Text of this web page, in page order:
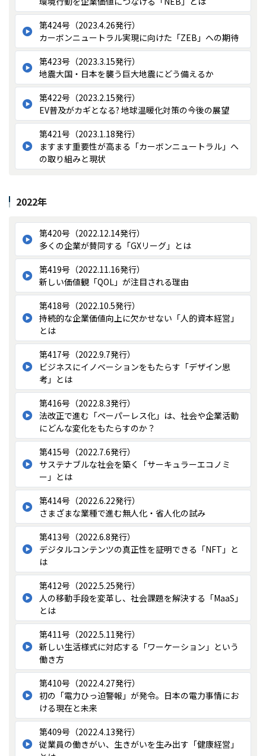
第424号（2023.4.26発行）
カーボンニュートラル実現に向けた「ZEB」への期待
第423号（2023.3.15発行）
地震大国・日本を襲う巨大地震にどう備えるか
第422号（2023.2.15発行）
EV普及がカギとなる? 地球温暖化対策の今後の展望
第421号（2023.1.18発行）
ますます重要性が高まる「カーボンニュートラル」へ
の取り組みと現状
2022年
第420号（2022.12.14発行）
多くの企業が賛同する「GXリーグ」とは
第419号（2022.11.16発行）
新しい価値観「QOL」が注目される理由
第418号（2022.10.5発行）
持続的な企業価値向上に欠かせない「人的資本経営」
とは
第417号（2022.9.7発行）
ビジネスにイノベーションをもたらす「デザイン思
考」とは
第416号（2022.8.3発行）
法改正で進む「ペーパーレス化」は、社会や企業活動
にどんな変化をもたらすのか？
第415号（2022.7.6発行）
サステナブルな社会を築く「サーキュラーエコノミ
ー」とは
第414号（2022.6.22発行）
さまざまな業種で進む無人化・省人化の試み
第413号（2022.6.8発行）
デジタルコンテンツの真正性を証明できる「NFT」と
は
第412号（2022.5.25発行）
人の移動手段を変革し、社会課題を解決する「MaaS」
とは
第411号（2022.5.11発行）
新しい生活様式に対応する「ワーケーション」という
働き方
第410号（2022.4.27発行）
初の「電力ひっ迫警報」が発令。日本の電力事情にお
ける現在と未来
第409号（2022.4.13発行）
従業員の働きがい、生きがいを生み出す「健康経営」